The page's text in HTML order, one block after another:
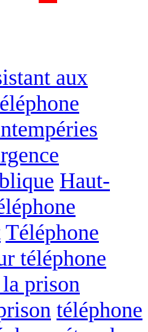
aux
Haut-
Téléphone
téléphone
prison
téléphone